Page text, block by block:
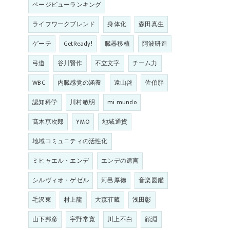
ページビューランキング
ライフワークブレンド
身体化
森田真生
ゲーテ
GetReady! 臓器移植
阿波研造
弓道
谷川賢作 不立文字
チーム力
WBC
内臓感覚の涵養 遠山啓
佐伯胖
認知科学
川村敏明
mi mundo
髙木亰次郎
YMO
地域通貨
地域コミュニティの活性化
ミヒャエル・エンデ
エンデの遺言
シルヴィオ・ゲゼル
河邑厚徳
音楽図鑑
毛沢東
村上龍 大森荘蔵
浅田彰
山下邦彦
宇野常寛 川上不白
顔淵